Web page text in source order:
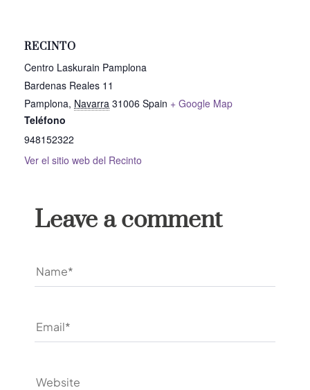
RECINTO
Centro Laskurain Pamplona
Bardenas Reales 11
Pamplona, Navarra 31006 Spain + Google Map
Teléfono
948152322
Ver el sitio web del Recinto
Leave a comment